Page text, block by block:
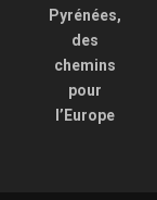
Pyrénées,
des
chemins
pour
l’Europe